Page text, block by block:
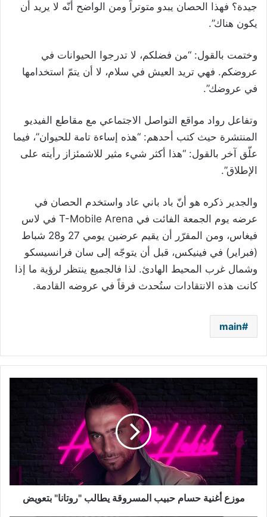
جيدة؟ فهذا الحصان يبدو متوتراً ومن الواضح أنّه لا يريد أن
يكون هناك”.
وختمت بالقول: “من فضلكم، لا تدرجوا الحيوانات في
عروضكم. فهي تريد العيش في سلام، لا أن يتمّ استخدامها
في عروضك”.
وتفاعل رواد مواقع التواصل الاجتماعي مع مقاطع الفيديو
المنتشرة حيث كتب أحدهم: “هذه إساءة تامة للحيوان”، فيما
علّق آخر بالقول: “هذا أكثر شيء مثير للاشمئزاز رأيته على
الإطلاق”.
والجدير ذكره هو أنّ باد باني عاد واستخدم الحصان في
عرضه يوم الجمعة الفائت في T-Mobile Arena في لاس
فيغاس، ومن المقرّر أن يقيم عرضين يومي 27 و28 شباط
(فبراير) في فينيكس، قبل أن يتوجّه إلى سان فرانسيسكو
وشمال غرب المحيط الهادئ. لذا فالجميع ينتظر لرؤية ما إذا
كانت هذه الانتقادات ستُحدث فرقاً في عروضه القادمة.
main
حسام
المسروقة
يطالب
موزع أغنية حسام حبيب المسروقة يطالب "روتانا" بتعويض